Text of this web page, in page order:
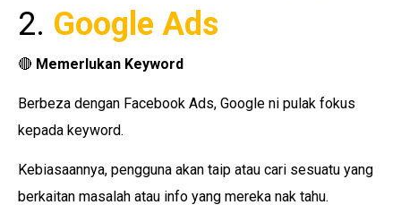
2. Google Ads
🔴 Memerlukan Keyword
Berbeza dengan Facebook Ads, Google ni pulak fokus
kepada keyword.
Kebiasaannya, pengguna akan taip atau cari sesuatu yang
berkaitan masalah atau info yang mereka nak tahu.